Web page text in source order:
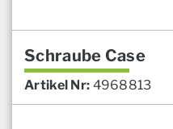
Schraube Case
Artikel Nr: 4968813